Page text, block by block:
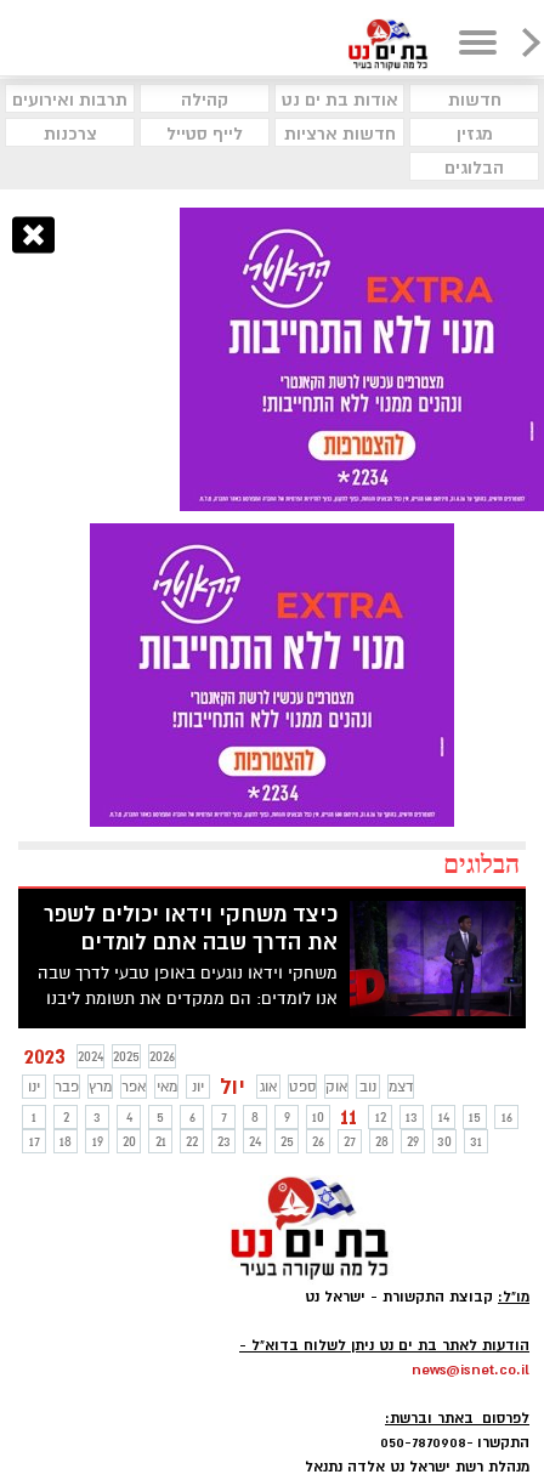
חדשות אודות בת ים נט קהילה
תרבות ואירועים
מגזין
חדשות ארציות לייף סטייל
צרכנות
הבלוגים
הבלוגים
כיצד משחקי וידאו יכולים לשפר
את הדרך שבה אתם לומדים
משחקי וידאו נוגעים באופן טבעי לדרך שבה
אנו לומדים: הם ממקדים את תשומת ליבנו
ועוקבים אחר ההתקדמות שלנו כשאנו
מתקדמים לעבר מטרה ברורה. קריס
אלכסנדר, פרופסור לעיצוב משחקי וידאו
וגיימר נלהב בעצמו, חושב שצריך להשתמש
באותם אלמנטים בחינוך המסורתי כדי לתת
מענה לסגנונות למידה שונים ולערב תלמידים
ברחבי העולם, הן באופן אישי והן באינטרנט.
2023 2024 2025
2026
ינו
פבר מרץ אפר מאי יונ יול אוג ספט אוק נוב
דצמ
1
2 3 4 5 6 7 8 9 10 11 12 13 14 15
16
17
18 19 20 21 22 23 24 25 26 27 28 29 30 31
מו"ל: קבוצת התקשורת - ישראל נט
הודעות לאתר בת ים נט ניתן לשלוח בדוא"ל -
news@isnet.co.il
לפרסום באתר וברשת:
התקשרו -050-7870908
מנהלת רשת ישראל נט אלדה נתנאל